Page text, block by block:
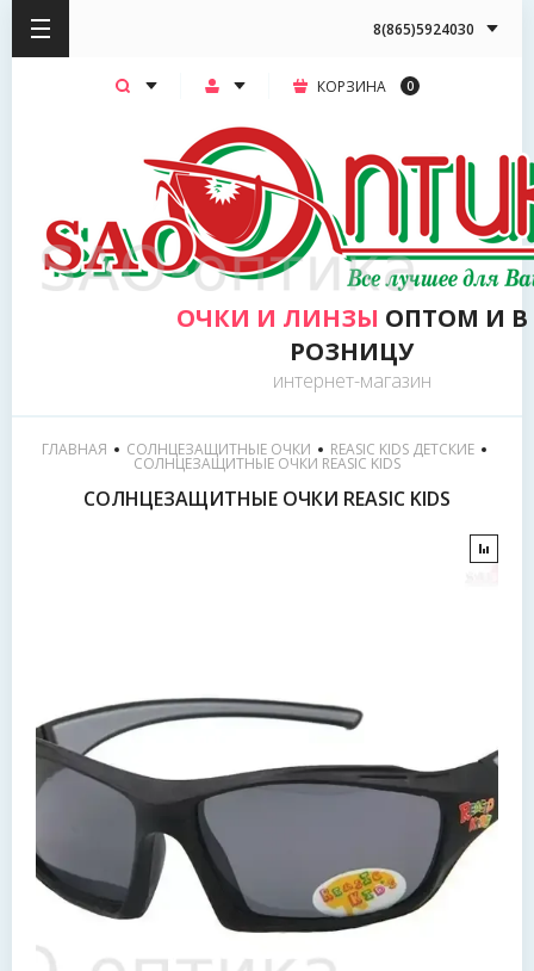
ОЧКИ И ЛИНЗЫ ОПТОМ И В
РОЗНИЦУ
интернет-магазин
КОРЗИНА 0
8(865)5924030
ГЛАВНАЯ СОЛНЦЕЗАЩИТНЫЕ ОЧКИ REASIC KIDS ДЕТСКИЕ
СОЛНЦЕЗАЩИТНЫЕ ОЧКИ REASIC KIDS
СОЛНЦЕЗАЩИТНЫЕ ОЧКИ REASIC KIDS